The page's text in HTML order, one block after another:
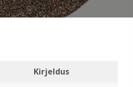
Kirjeldus